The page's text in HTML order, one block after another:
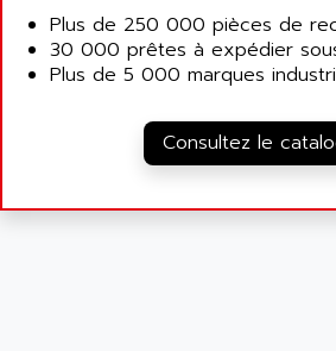
NT3
CYBER 4000
RPX30
SINUMERIK 820/
LOGO
ALLEN BRADLEY
ALLEN CODIERGERATE
ALLEN SYSTEMS
ALLIANCE INSTRUMENTS
ALLIANCE MEMORY
Plus de 250 000 pièces de
30 000 prêtes à expédier
Plus de 5 000 marques
Consultez le